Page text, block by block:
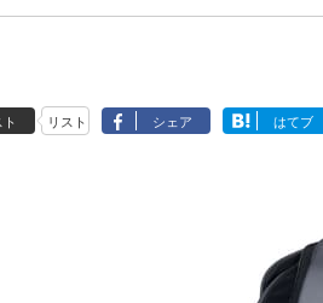
ト リスト シェア はてブ